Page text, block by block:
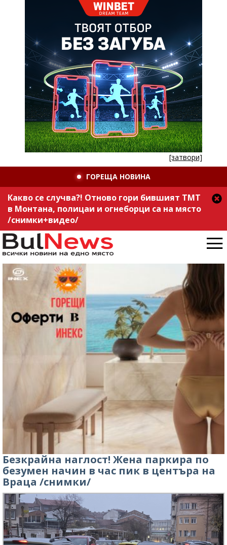
[затвори]
ГОРЕЩА НОВИНА
Какво се случва?! Отново гори бившият ТМТ
в Монтана, полицаи и огнеборци са на място
/снимки+видео/
Безкрайна наглост! Жена паркира по
безумен начин в час пик в центъра на
Враца /снимки/